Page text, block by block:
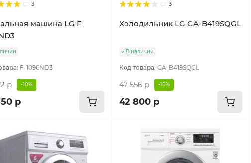
3
машина LG F
F-1096ND3
р -10%
р
3
Холодильник LG GA-B419SQGL
В наличии
Код товара:GA-B419SQGL
47 556 р -10%
42 800 р